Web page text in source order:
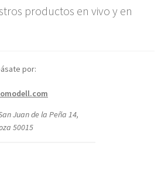
productos en vivo y en
por:
Juan de la Peña 14,
50015